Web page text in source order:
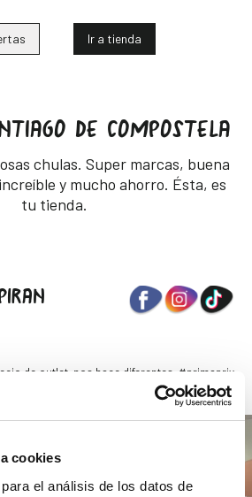
cookies
el análisis de los datos de
Ir a tienda
DE COMPOSTELA
chulas. Super marcas, buena
y mucho ahorro. Ésta, es
tu tienda.
de outlet, nos hace diferentes. #primaprix